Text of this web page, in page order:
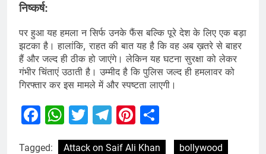
निष्कर्ष:
पर हुआ यह हमला न सिर्फ उनके फैंस बल्कि पूरे देश के लिए एक बड़ा
झटका है। हालांकि, राहत की बात यह है कि वह अब ख़तरे से बाहर
हैं और जल्द ही ठीक हो जाएंगे। लेकिन यह घटना सुरक्षा को लेकर
गंभीर चिंताएं उठाती है। उम्मीद है कि पुलिस जल्द ही हमलावर को
गिरफ्तार कर इस मामले में और स्पष्टता लाएगी।
Facebook
WhatsApp
Twitter
Telegram
Pinterest
Tagged: Attack on Saif Ali Khan
bollywood